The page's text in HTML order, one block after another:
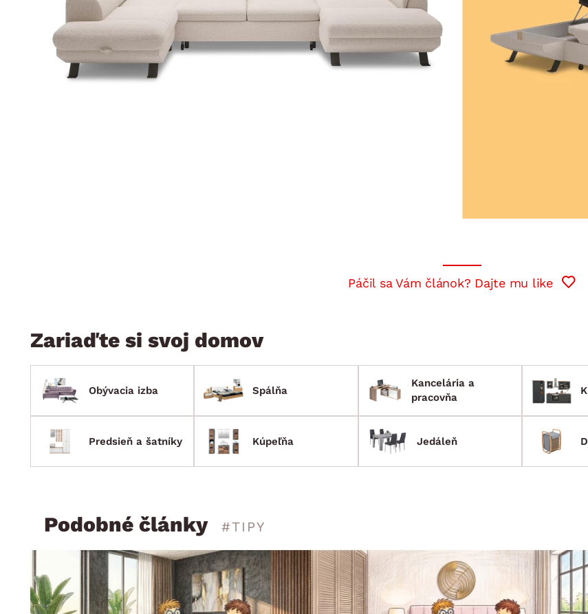
Páčil sa Vám článok? Dajte mu like
Zariaďte si svoj domov
Obývacia izba Spálňa
Kancelária a
pracovňa
Predsieň a šatníky Kúpeľňa Jedáleň
Podobné články #TIPY